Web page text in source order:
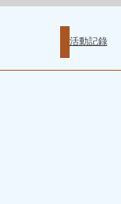
活動記錄